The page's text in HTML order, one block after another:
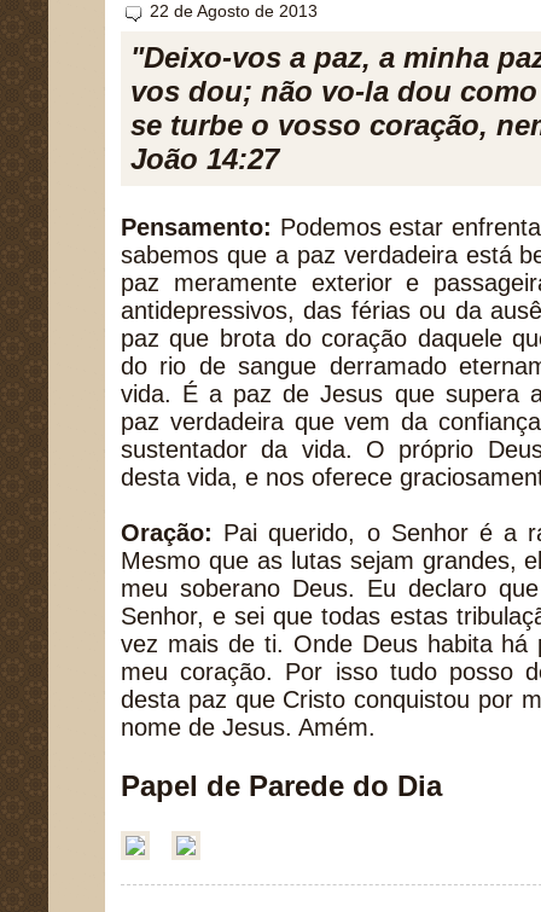
22 de Agosto de 2013
"Deixo-vos a paz, a minha
vos dou; não vo-la dou
se turbe o vosso coração,
João 14:27
Pensamento: Podemos estar
sabemos que a paz verdadeira está
paz meramente exterior e
antidepressivos, das férias ou da
paz que brota do coração daquele
do rio de sangue derramado
vida. É a paz de Jesus que supera
paz verdadeira que vem da
sustentador da vida. O próprio
desta vida, e nos oferece
Oração: Pai querido, o Senhor é a
Mesmo que as lutas sejam grandes,
meu soberano Deus. Eu declaro
Senhor, e sei que todas estas
vez mais de ti. Onde Deus habita
meu coração. Por isso tudo posso
desta paz que Cristo conquistou por
nome de Jesus. Amém.
Papel de Parede do Dia